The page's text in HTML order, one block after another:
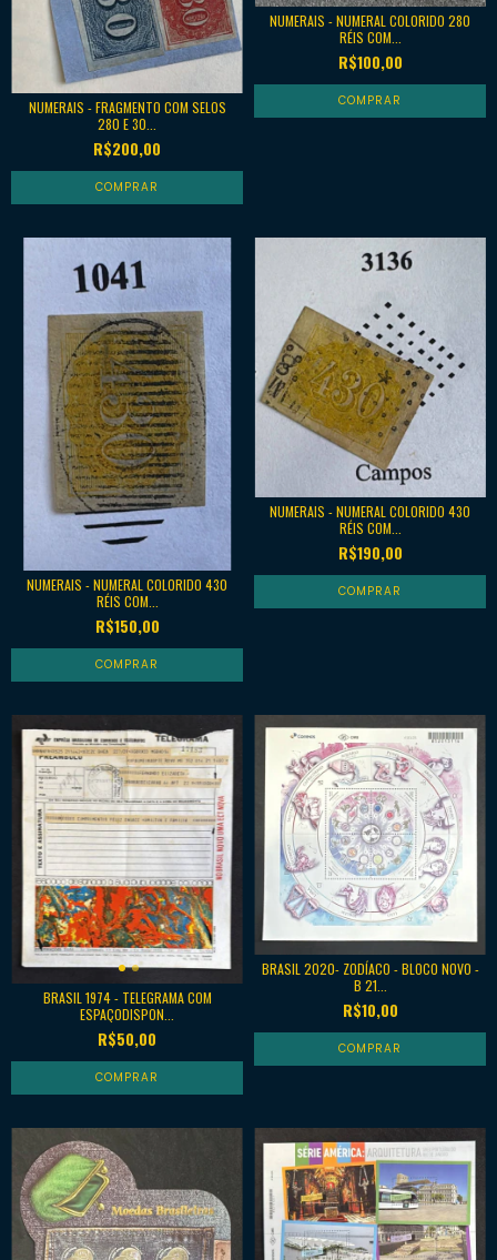
NUMERAIS - FRAGMENTO COM SELOS
280 E 30...
R$200,00
NUMERAIS - NUMERAL COLORIDO 280
RÉIS COM...
R$100,00
NUMERAIS - NUMERAL COLORIDO 430
RÉIS COM...
R$150,00
NUMERAIS - NUMERAL COLORIDO 430
RÉIS COM...
R$190,00
BRASIL 1974 - TELEGRAMA COM
ESPAÇODISPON...
R$50,00
BRASIL 2020- ZODÍACO - BLOCO NOVO -
B 21...
R$10,00